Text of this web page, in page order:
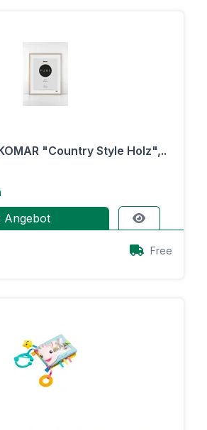
"Country Style Holz",..
Angebot
Free